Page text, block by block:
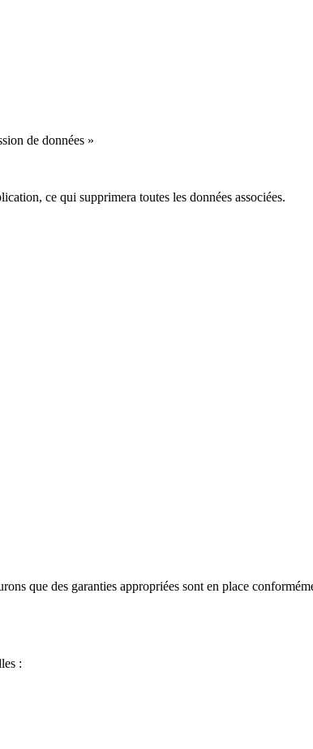
de données »
ce qui supprimera toutes les données associées.
que des garanties appropriées sont en place
: